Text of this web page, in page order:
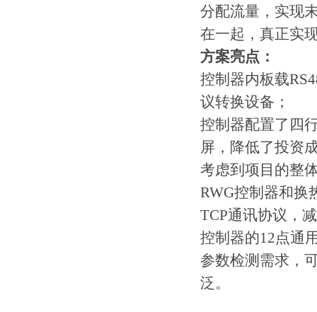
分配流量，实现
在一起，真正实
方案亮点：
控制器内板载
议转换设备；
控制器配置了四
屏，降低了投资
考虑到项目的整
RWG控制器和换
TCP通讯协议，
控制器的12点通
参数检测需求，
泛。